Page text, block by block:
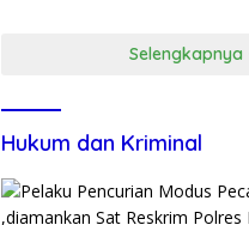
Selengkapnya
Hukum dan Kriminal